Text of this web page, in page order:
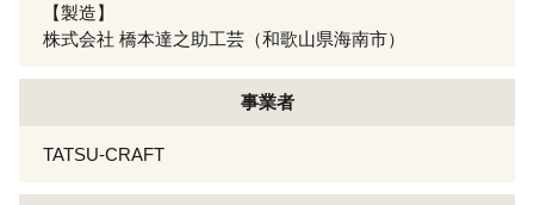
【製造】
株式会社 橋本達之助工芸（和歌山県海南市）
事業者
TATSU-CRAFT